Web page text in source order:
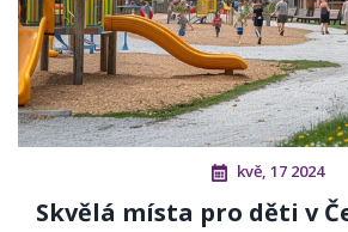
kvě, 17 2024
Skvělá místa pro děti v